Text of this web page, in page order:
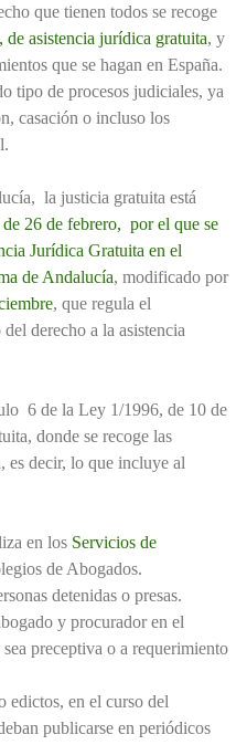
que tienen todos se recoge
asistencia jurídica gratuita, y
que se hagan en España.
tipo de procesos judiciales, ya
casación o incluso los
la justicia gratuita está
26 de febrero, por el que se
Jurídica Gratuita en el
de Andalucía, modificado por
, que regula el
derecho a la asistencia
6 de la Ley 1/1996, de 10 de
donde se recoge las
es decir, lo que incluye al
en los Servicios de
de Abogados.
detenidas o presas.
y procurador en el
preceptiva o a requerimiento
edictos, en el curso del
publicarse en periódicos